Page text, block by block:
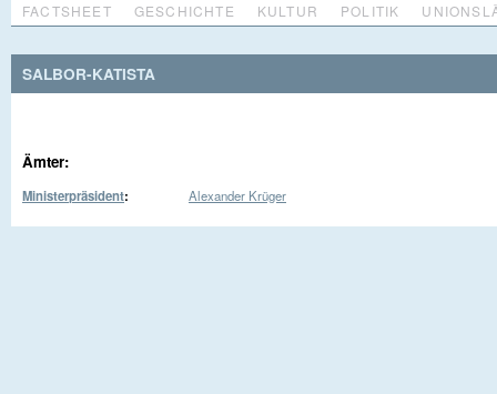
FACTSHEET GESCHICHTE KULTUR POLITIK
SALBOR-KATISTA
Ämter:
Ministerpräsident: Alexander Krüger